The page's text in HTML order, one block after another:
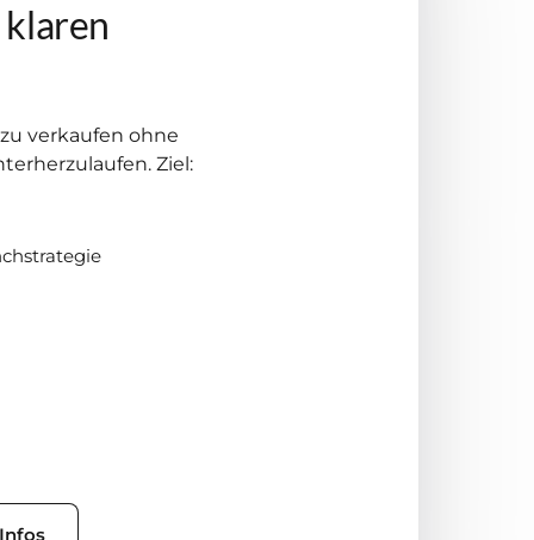
verkaufen ohne
Ziel: